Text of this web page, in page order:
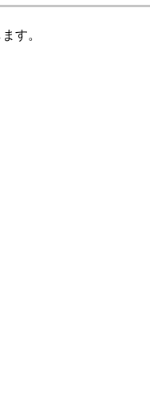
す。